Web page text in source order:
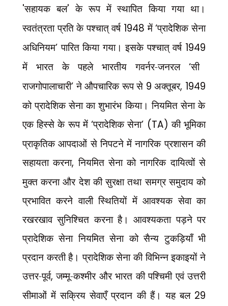
'सहायक बल'के रूप में स्थापित किया गया था।
स्वतंत्रता प्रति के पश्चात् वर्ष 1948 में‘प्रादेशिक सेना
अधिनियम’पारित किया गया। इसके पश्चात् वर्ष 1949
में भारत के पहले भारतीय गवर्नर-जनरल‘सी
राजगोपालाचारी’ने औपचारिक रूप से 9 अक्तूबर, 1949
को प्रादेशिक सेना का शुभारंभ किया। नियमित सेना के
एक हिस्से के रूप में‘प्रादेशिक सेना’ (TA)की भूमिका
प्राकृतिक आपदाओं से निपटने में नागरिक प्रशासन की
सहायता करना,नियमित सेना को नागरिक दायित्वों से
मुक्त करना और देश की सुरक्षा तथा समग्र समुदाय को
प्रभावित करने वाली स्थितियों में आवश्यक सेवा का
रखरखाव सुनिश्चित करना है। आवश्यकता पड़ने पर
प्रादेशिक सेना नियमित सेना को सैन्य टुकड़ियाँ भी
प्रदान करती है। प्रादेशिक सेना की विभिन्न इकाइयों ने
उत्तर-पूर्व,जम्मू-कश्मीर और भारत की पश्चिमी एवं उत्तरी
सीमाओं में सक्रिय सेवाएँ प्रदान की हैं। यह बल 29